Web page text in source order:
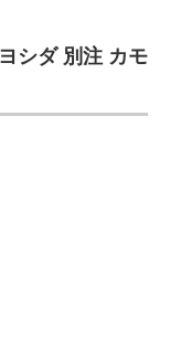
シダ 別注 カモ